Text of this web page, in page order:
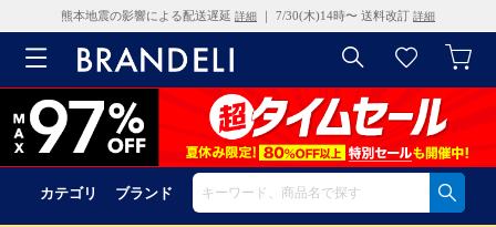
熊本地震の影響による配送遅延 詳細 ｜ 7/30(木)14時〜 送料改訂 詳細
カテゴリ ブランド